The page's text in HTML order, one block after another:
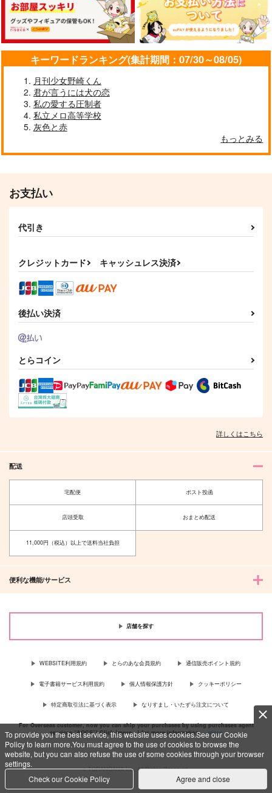
To provide you the best service, this website uses cookies.See our Cookie
Policy to learn more.You must agree to the use of cookies to browse the
website, but you can also refuse the use of some cookies through your browser
settings.
Check our Cookie Policy
Agree and close
星とアビス 攻略/設
定資料本
猫飼家
2,750円（税込）
オベロン×ぐだ子
サンプル
作品詳細
YOI師弟と聖地巡礼ス
ペイン旅
Mellow Rain
1,415円（税込）
ヴィクトル×勝生勇利
ミュンヘン旅行記
ドリップ珈琲
629円（税込）
ミヒャエル・カイザー
鳩舎3号～風人バース
roostars
2,200円 （税込）
サンプル
作品詳細
忍たび本
ソウル堂
社畜巡礼記３ 南米ス
あさぎりゲン
1,100円
ヴィクトル×勝生勇利
2,044円
作品詳細
キーワードランキング(集計期間：07/30～08/05)
月刊少女野崎くん
君が言うには犬の恋
私の愛する圧制者
私立メロ高等学校
灰色と赤
もっとみる
お支払い
代引き
クレジットカード キャッシュレス決済
後払い決済
とらコイン
詳しくはこちら
配送
宅配便 ポスト投函
店頭受取 おまとめ配送
11,000円（税込）以上で送料当社負担
便利な機能/サービス
店舗を探す
WEBSITE利用規約 とらのあな会員規約 通信販売ポイント規約
電子書籍サービス利用規約 個人情報保護方針 クッキーポリシー
特定商取引法に基づく表示 なりすまし・いたずら注文について
For Overseas customer, now you can ship your purchases by using purchases agent
services “AOCS”! Click {more…} for more information …more
c TORANOANA Inc, All Rights Reserved.